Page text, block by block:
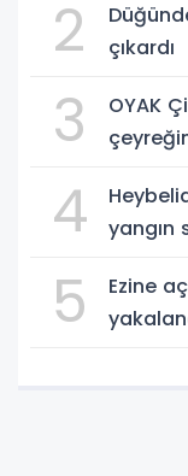
2
çıkardı
3
OYAK
4
yangın
5
Ezine